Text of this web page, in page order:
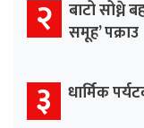
२ बाटो सोध्ने
समूह’ पक्राउ
३ धार्मिक